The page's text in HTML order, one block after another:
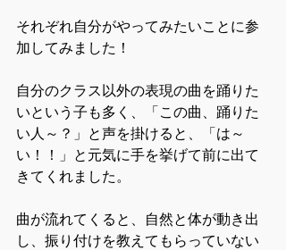
それぞれ自分がやってみたいことに参
加してみました！
自分のクラス以外の表現の曲を踊りた
いという子も多く、「この曲、踊りた
い人～？」と声を掛けると、「は～
い！！」と元気に手を挙げて前に出て
きてくれました。
曲が流れてくると、自然と体が動き出
し、振り付けを教えてもらっていない